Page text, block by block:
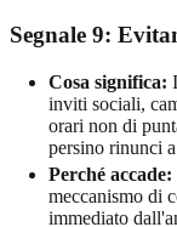
Segnale 9:
Cosa significa:
inviti sociali,
orari non di
persino rinunci
Perché accade:
meccanismo di
immediato